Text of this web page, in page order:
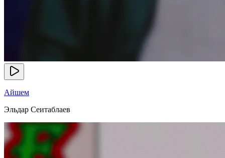
Айшем
Эльдар Сеитаблаев